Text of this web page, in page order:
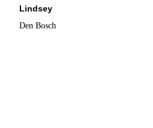
Lindsey
Den Bosch